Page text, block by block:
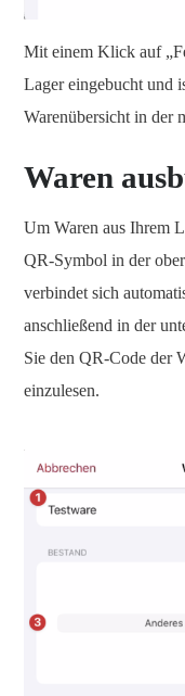
Mit einem Klick auf
Lager eingebucht und
Warenübersicht in der
Waren
Um Waren aus Ihrem
QR-Symbol in der
verbindet sich
anschließend in der
Sie den QR-Code der
einzulesen.